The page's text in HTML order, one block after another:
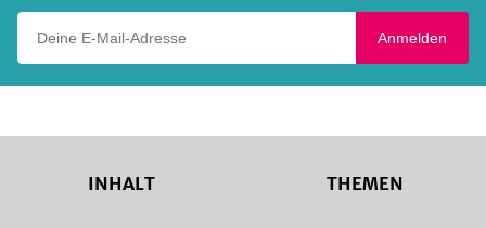
Anmelden
INHALT THEMEN